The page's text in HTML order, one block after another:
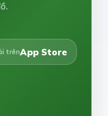
trênApp Store